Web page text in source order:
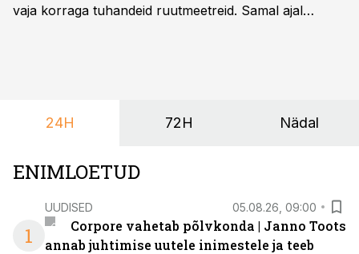
vaja korraga tuhandeid ruutmeetreid. Samal ajal
nendele vajadustele vastanud uuendusega, mis pakub
24H 72H Nädal
ENIMLOETUD
1
UUDISED 05.08.26, 09:00
Corpore vahetab põlvkonda | Janno Toots
annab juhtimise uutele inimestele ja teeb